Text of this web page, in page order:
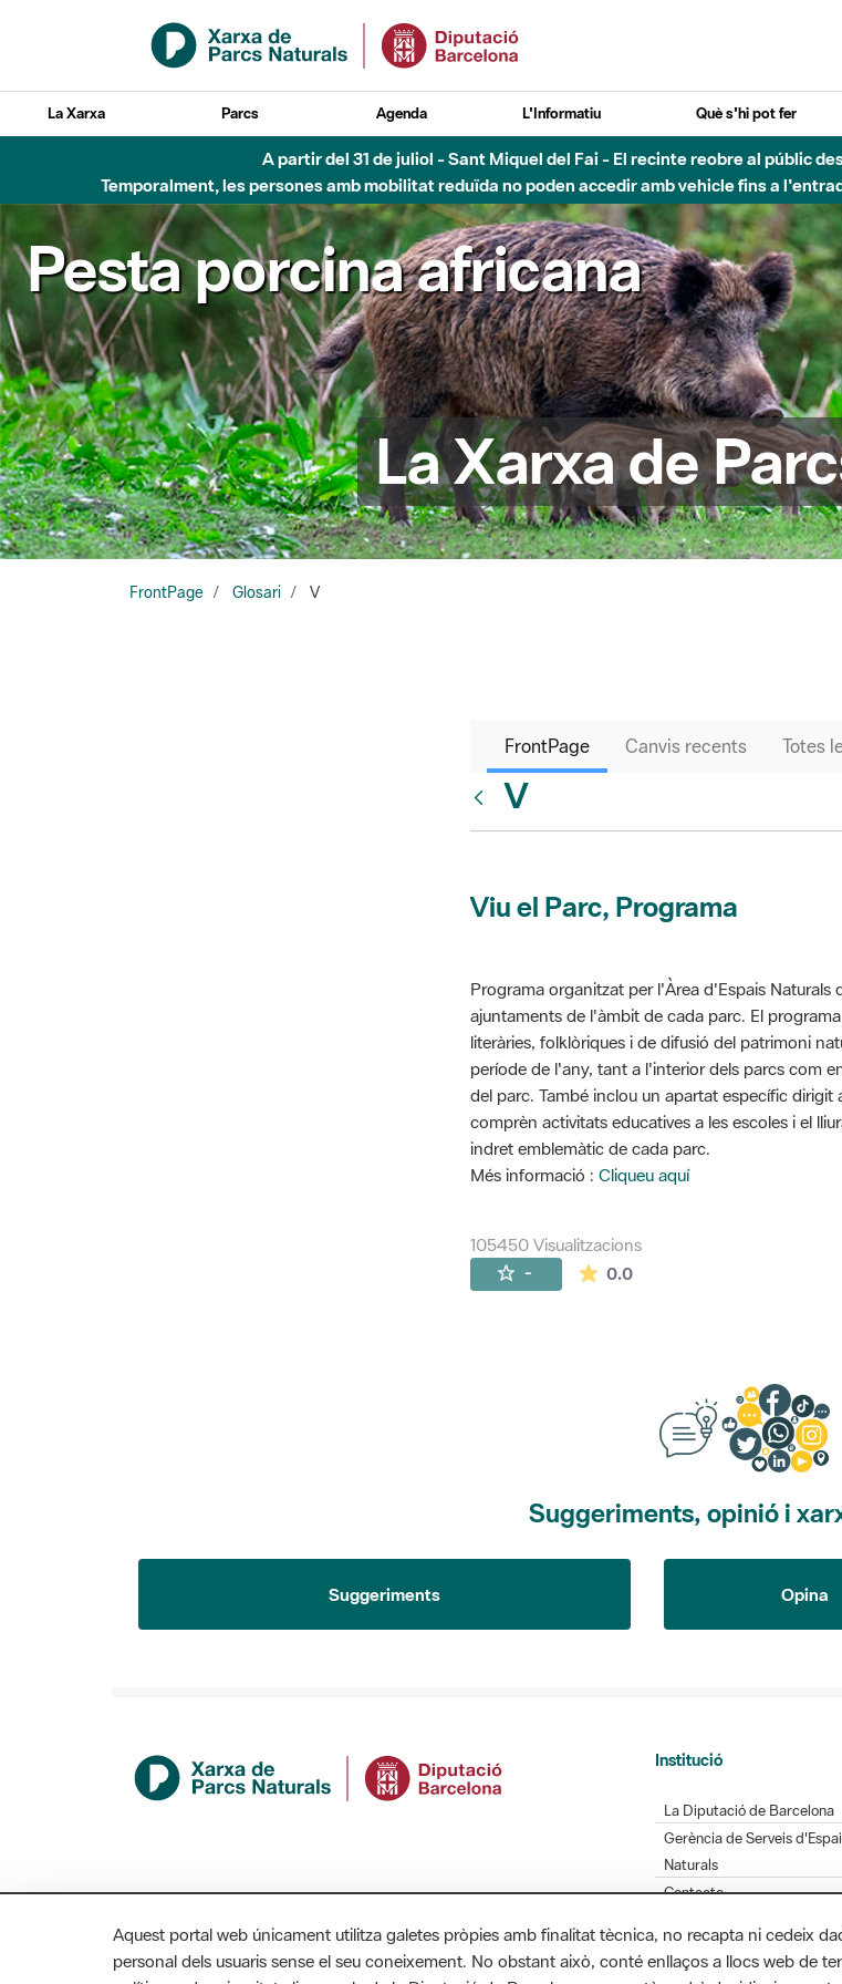
Salta al contingut principal
La Xarxa Parcs Agenda L'Informatiu Què s'hi pot fer
A partir del 31 de juliol - Sant Miquel del Fai - El recinte reobre al públic
Temporalment, les persones amb mobilitat reduïda no poden accedir amb vehicle fins a
Pesta porcina africana
La Xarxa de
FrontPage Glosari V
FrontPage Canvis recents Totes
V
Viu el Parc, Programa
Programa organitzat per l'Àrea d'Espais Naturals
ajuntaments de l'àmbit de cada parc. El
literàries, folklòriques i de difusió del patrimoni
període de l'any, tant a l'interior dels parcs com
del parc. També inclou un apartat específic
comprèn activitats educatives a les escoles i el
indret emblemàtic de cada parc.
Més informació : Cliqueu aquí
105450 Visualitzacions
- 0.0La mitjana de les
Suggeriments, opinió i
Suggeriments Opina
Institució
La Diputació de Barcelona
Gerència de Serveis
Naturals
Contacte
Aquest portal web únicament utilitza galetes pròpies amb finalitat tècnica, no recapta ni cedeix
personal dels usuaris sense el seu coneixement. No obstant això, conté enllaços a llocs web de